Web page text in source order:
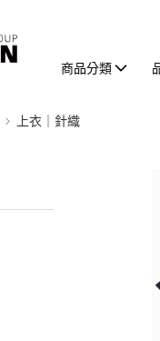
商品分類
上衣｜針織